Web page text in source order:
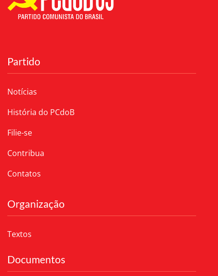
Partido
Notícias
História do PCdoB
Filie-se
Contribua
Contatos
Organização
Textos
Documentos